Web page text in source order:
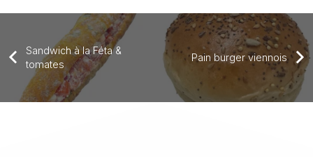
Sandwich à la Féta &
tomates
Pain burger viennois